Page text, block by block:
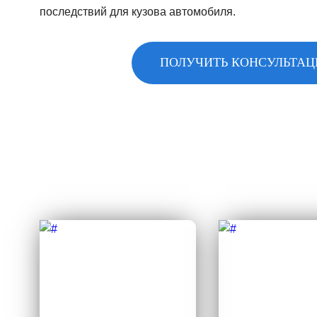
последствий для кузова автомобиля.
ПОЛУЧИТЬ